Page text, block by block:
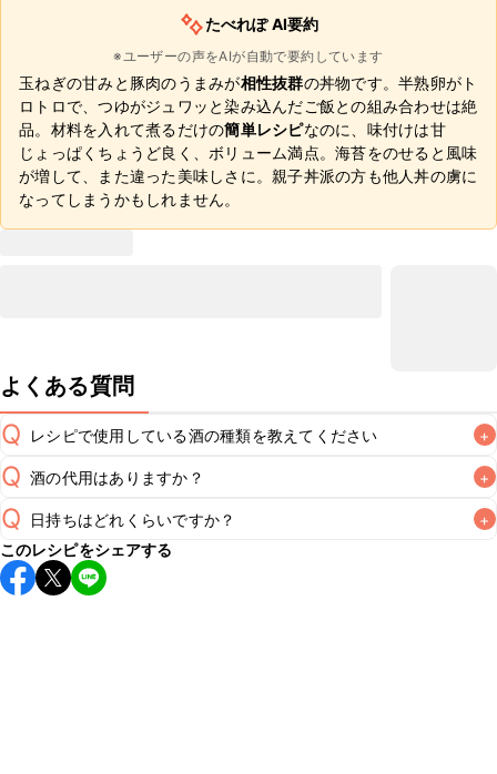
たべれぽ AI要約
※ユーザーの声をAIが自動で要約しています
玉ねぎの甘みと豚肉のうまみが相性抜群の丼物です。半熟卵がト
ロトロで、つゆがジュワッと染み込んだご飯との組み合わせは絶
品。材料を入れて煮るだけの簡単レシピなのに、味付けは甘
じょっぱくちょうど良く、ボリューム満点。海苔をのせると風味
が増して、また違った美味しさに。親子丼派の方も他人丼の虜に
なってしまうかもしれません。
よくある質問
Q レシピで使用している酒の種類を教えてください +
A
Q 酒の代用はありますか？ +
A
Q 日持ちはどれくらいですか？ +
こちらのレシピは出来たてをお召し上がりいただくことをお
すすめします。
このレシピをシェアする